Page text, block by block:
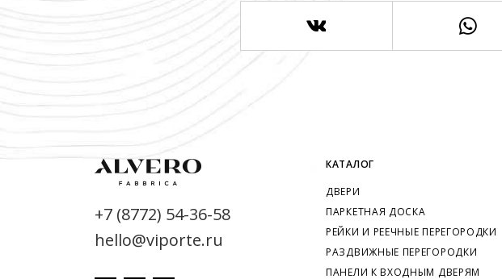
+7 (8772) 54-36-58
hello@viporte.ru
КАТАЛОГ
ДВЕРИ
ПАРКЕТНАЯ ДОСКА
РЕЙКИ И РЕЕЧНЫЕ ПЕРЕГОРОДКИ
РАЗДВИЖНЫЕ ПЕРЕГОРОДКИ
ПАНЕЛИ К ВХОДНЫМ ДВЕРЯМ